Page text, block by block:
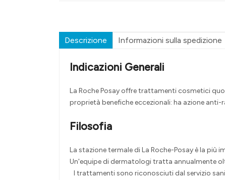
Descrizione Informazioni sulla spedizione
Indicazioni Generali
La Roche Posay offre trattamenti cosmetici
proprietà benefiche eccezionali: ha azione anti-
Filosofia
La stazione termale di La Roche-Posay è la
Un'equipe di dermatologi tratta annualmente
I trattamenti sono riconosciuti dal servizio